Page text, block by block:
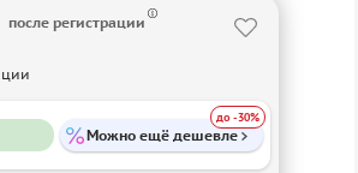
после регистрации
Можно ещё дешевле
до -30%